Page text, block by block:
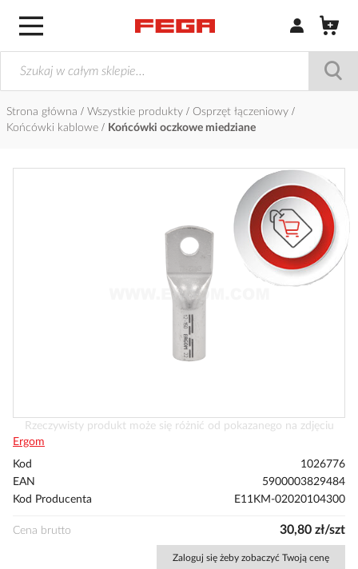
Zaloguj się /
Strona główna Wszystkie produkty
Osprzęt łączeniowy
Końcówki kablowe
Końcówki oczkowe miedziane
Przejdź
na
początek
Rzeczywisty produkt może się różnić od pokazanego na zdjęciu
Ergom
Kod
1026776
EAN
5900003829484
Kod Producenta
E11KM-02020104300
Cena brutto 30,80 zł/szt
Zaloguj się żeby zobaczyć Twoją cenę